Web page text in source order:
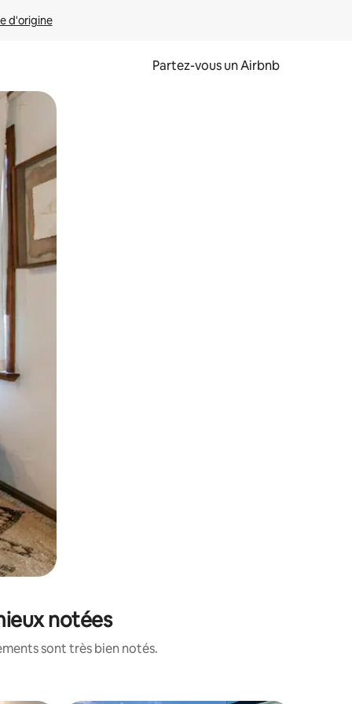
d'origine
Partez-vous un Airbnb
en les faisant glisser.
notées
sont très bien notés.